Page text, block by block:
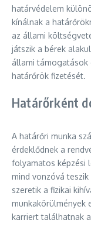
határvédelem
kínálnak a
az állami
játszik a bérek
állami támogatások
határőrök fizetését.
Határőrként
A határőri munka
érdeklődnek a
folyamatos képzési
mind vonzóvá
szeretik a fizikai
munkakörülmények
karriert találhatnak